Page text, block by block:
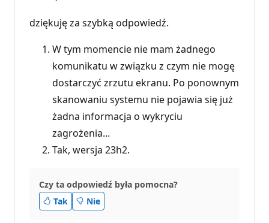
dziękuję za szybką odpowiedź.
W tym momencie nie mam żadnego
komunikatu w związku z czym nie mogę
dostarczyć zrzutu ekranu. Po ponownym
skanowaniu systemu nie pojawia się już
żadna informacja o wykryciu
zagrożenia...
Tak, wersja 23h2.
Czy ta odpowiedź była pomocna?
Tak
Nie